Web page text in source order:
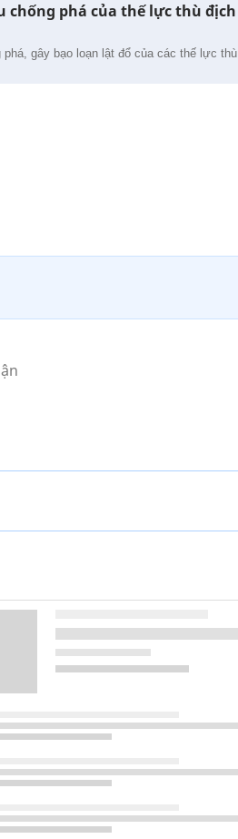
chống phá của thế lực thù địch
gây bạo loạn lật đổ của các thế lực thù